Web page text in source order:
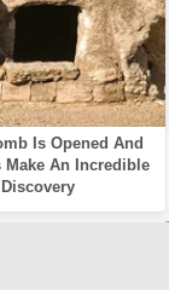
Более 20000
аудиокниги
По любым